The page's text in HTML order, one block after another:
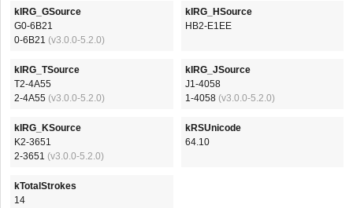
kIRG_GSource
G0-6B21
0-6B21 (v3.0.0-5.2.0)
kIRG_HSource
HB2-E1EE
kIRG_TSource
T2-4A55
2-4A55 (v3.0.0-5.2.0)
kIRG_JSource
J1-4058
1-4058 (v3.0.0-5.2.0)
kIRG_KSource
K2-3651
2-3651 (v3.0.0-5.2.0)
kRSUnicode
64.10
kTotalStrokes
14